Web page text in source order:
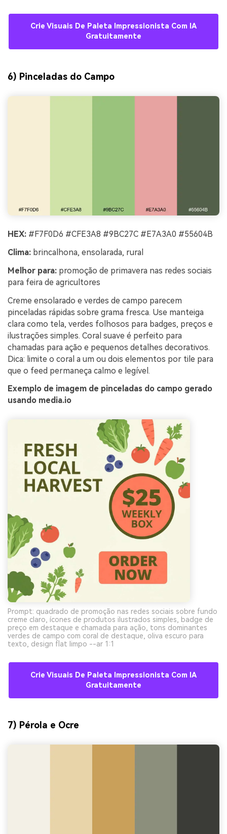
Crie Visuais De Paleta Impressionista Com IA
Gratuitamente
6) Pinceladas do Campo
HEX: #F7F0D6 #CFE3A8 #9BC27C #E7A3A0 #55604B
Clima: brincalhona, ensolarada, rural
Melhor para: promoção de primavera nas redes sociais
para feira de agricultores
Creme ensolarado e verdes de campo parecem
pinceladas rápidas sobre grama fresca. Use manteiga
clara como tela, verdes folhosos para badges, preços e
ilustrações simples. Coral suave é perfeito para
chamadas para ação e pequenos detalhes decorativos.
Dica: limite o coral a um ou dois elementos por tile para
que o feed permaneça calmo e legível.
Exemplo de imagem de pinceladas do campo gerado
usando media.io
Prompt: quadrado de promoção nas redes sociais sobre fundo
creme claro, ícones de produtos ilustrados simples, badge de
preço em destaque e chamada para ação, tons dominantes
verdes de campo com coral de destaque, oliva escuro para
texto, design flat limpo --ar 1:1
Crie Visuais De Paleta Impressionista Com IA
Gratuitamente
7) Pérola e Ocre